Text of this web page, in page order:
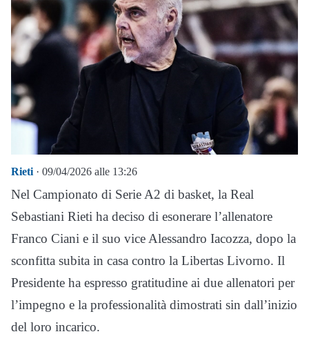
Rieti · 09/04/2026 alle 13:26
Nel Campionato di Serie A2 di basket, la Real
Sebastiani Rieti ha deciso di esonerare l’allenatore
Franco Ciani e il suo vice Alessandro Iacozza, dopo la
sconfitta subita in casa contro la Libertas Livorno. Il
Presidente ha espresso gratitudine ai due allenatori per
l’impegno e la professionalità dimostrati sin dall’inizio
del loro incarico.